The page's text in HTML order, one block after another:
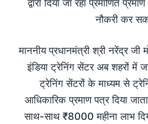
द्वारा दिया जा रहा प्रमाणित
नौकरी कर
माननीय प्रधानमंत्री श्री नरेंद्र जी
इंडिया ट्रेनिंग सेंटर अब शहरों
ट्रेनिंग सेंटरों के माध्यम से
आधिकारिक प्रमाण पत्र दिया
साथ-साथ ₹8000 महीना लाभ